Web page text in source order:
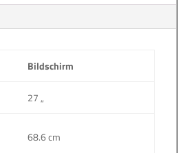
:
Bildschirm
27 „
68.6 cm